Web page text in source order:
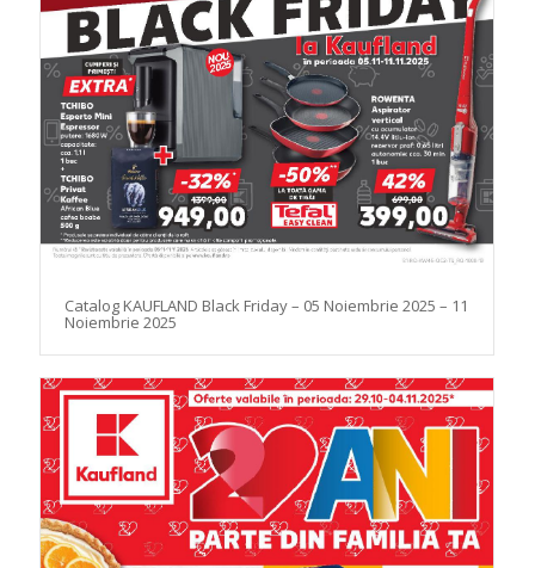
Catalog KAUFLAND Black Friday – 05 Noiembrie 2025 – 11
Noiembrie 2025